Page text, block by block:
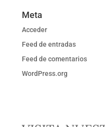
Meta
Acceder
Feed de entradas
Feed de comentarios
WordPress.org